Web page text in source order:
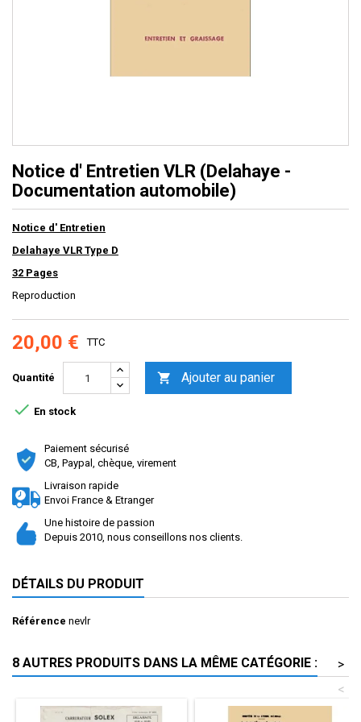
Notice d' Entretien VLR (Delahaye -
Documentation automobile)
Notice d' Entretien
Delahaye VLR Type D
32 Pages
Reproduction
20,00 € TTC
Quantité  Ajouter au panier
 En stock
Paiement sécurisé
CB, Paypal, chèque, virement
Livraison rapide
Envoi France & Etranger
Une histoire de passion
Depuis 2010, nous conseillons nos clients.
DÉTAILS DU PRODUIT
Référence nevlr
8 AUTRES PRODUITS DANS LA MÊME CATÉGORIE :
>
<